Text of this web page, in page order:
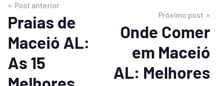
Post anterior
Praias de
Maceió AL:
As 15
Próximo post
Onde Comer
em Maceió
AL: Melhores